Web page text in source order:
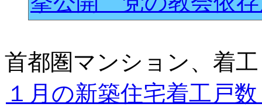
首都圏マンション、着
１月の新築住宅着工戸